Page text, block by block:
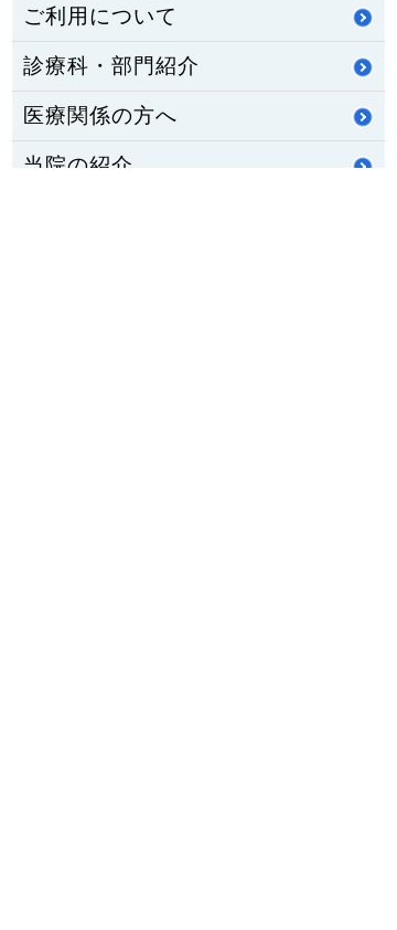
ご利用について
診療科・部門紹介
医療関係の方へ
当院の紹介